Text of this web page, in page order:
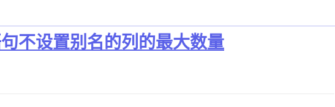
不设置别名的列的最大数量